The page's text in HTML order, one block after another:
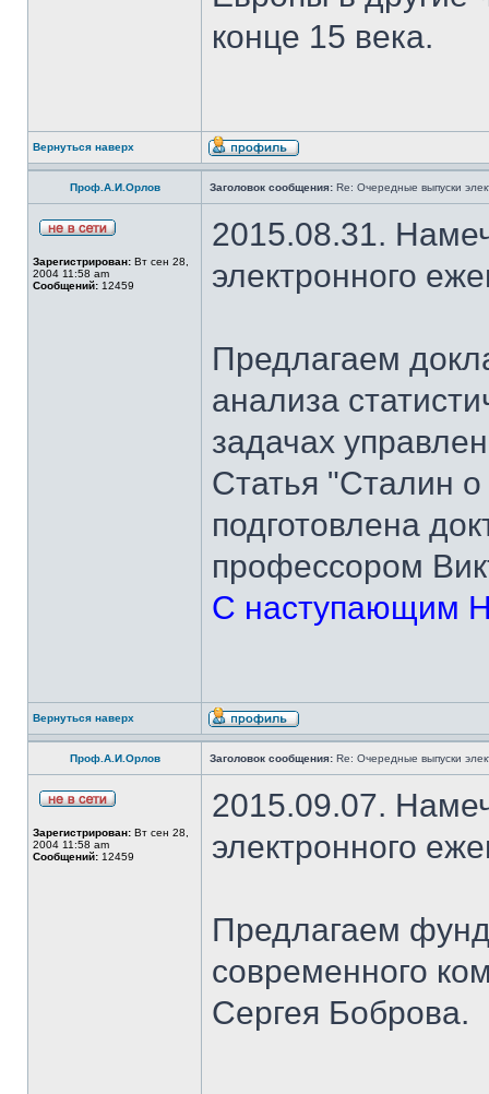
конце 15 века.
Вернуться наверх
Проф.А.И.Орлов Заголовок сообщения: Re: Очередные выпуски
Зарегистрирован: Вт сен 28,
2004 11:58 am
Сообщений: 12459
2015.08.31.
электронного
Предлагаем
анализа
задачах
Статья "Сталин
подготовлена
профессором
С наступающим
Вернуться наверх
Проф.А.И.Орлов Заголовок сообщения: Re: Очередные выпуски
Зарегистрирован: Вт сен 28,
2004 11:58 am
Сообщений: 12459
2015.09.07.
электронного
Предлагаем
современного
Сергея Боброва.